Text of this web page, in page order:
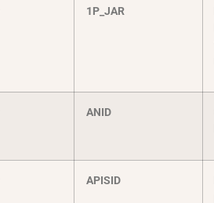
1P_JAR
ANID
APISID